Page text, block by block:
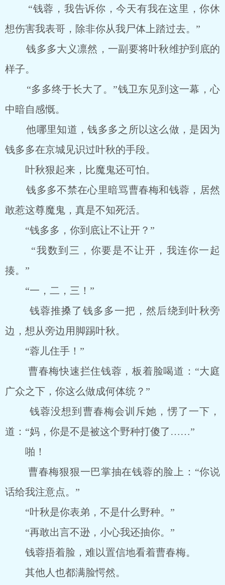
“钱蓉，我告诉你，今天有我在这里，你休
想伤害我表哥，除非你从我尸体上踏过去。”
钱多多大义凛然，一副要将叶秋维护到底的
样子。
“多多终于长大了。”钱卫东见到这一幕，心
中暗自感慨。
他哪里知道，钱多多之所以这么做，是因为
钱多多在京城见识过叶秋的手段。
叶秋狠起来，比魔鬼还可怕。
钱多多不禁在心里暗骂曹春梅和钱蓉，居然
敢惹这尊魔鬼，真是不知死活。
“钱多多，你到底让不让开？”
“我数到三，你要是不让开，我连你一起
揍。”
“一，二，三！”
钱蓉推搡了钱多多一把，然后绕到叶秋旁
边，想从旁边用脚踢叶秋。
“蓉儿住手！”
曹春梅快速拦住钱蓉，板着脸喝道：“大庭
广众之下，你这么做成何体统？”
钱蓉没想到曹春梅会训斥她，愣了一下，
道：“妈，你是不是被这个野种打傻了……”
啪！
曹春梅狠狠一巴掌抽在钱蓉的脸上：“你说
话给我注意点。”
“叶秋是你表弟，不是什么野种。”
“再敢出言不逊，小心我还抽你。”
钱蓉捂着脸，难以置信地看着曹春梅。
其他人也都满脸愕然。